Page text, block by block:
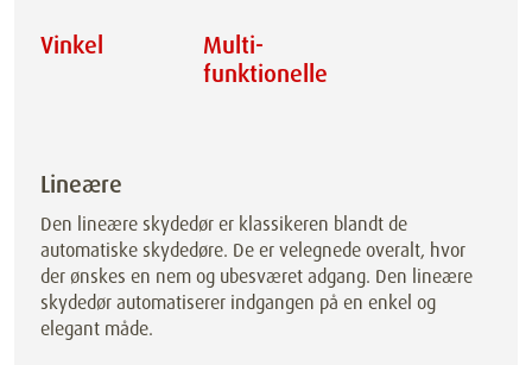
Vinkel
Multi­
funktionelle
Lineære
Den lineære skydedør er klassikeren blandt de
automatiske skydedøre. De er velegnede overalt, hvor
der ønskes en nem og ubesværet adgang. Den lineære
skydedør automatiserer indgangen på en enkel og
elegant måde.